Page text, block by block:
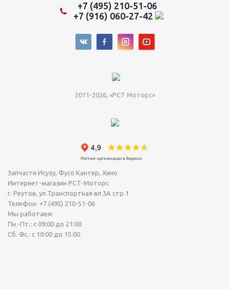
+7 (495) 210-51-06
+7 (916) 060-27-42
2011-2026, «РСТ Моторс»
Запчасти Исузу, Фусо Кантер, Хино
Интернет-магазин РСТ-Моторс
г. Реутов, ул.Транспортная вл.3А стр.1
Телефон: +7 (495) 210-51-06
Мы работаем:
Пн.-Пт.: с 09:00 до 21:00
Сб.-Вс.: с 10:00 до 15:00